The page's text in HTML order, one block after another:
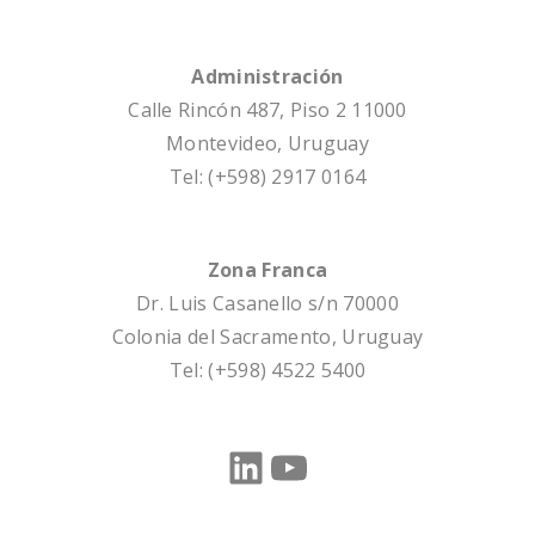
Administración
Calle Rincón 487, Piso 2 11000
Montevideo, Uruguay
Tel: (+598) 2917 0164
Zona Franca
Dr. Luis Casanello s/n 70000
Colonia del Sacramento, Uruguay
Tel: (+598) 4522 5400
LinkedIn
YouTube